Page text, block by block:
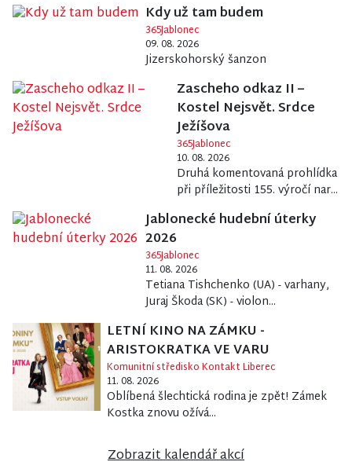
Kdy už tam budem
365Jablonec
09. 08. 2026
Jizerskohorský šanzon
Zascheho odkaz II –
Kostel Nejsvět. Srdce
Ježíšova
365Jablonec
10. 08. 2026
Druhá komentovaná prohlídka
při příležitosti 155. výročí nar...
Jablonecké hudební úterky
2026
365Jablonec
11. 08. 2026
Tetiana Tishchenko (UA) - varhany,
Juraj Škoda (SK) - violon...
LETNÍ KINO NA ZÁMKU -
ARISTOKRATKA VE VARU
Komunitní středisko Kontakt Liberec
11. 08. 2026
Oblíbená šlechtická rodina je zpět! Zámek
Kostka znovu ožívá...
Zobrazit kalendář akcí